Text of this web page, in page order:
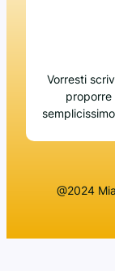
Vorresti
proporre
@2024